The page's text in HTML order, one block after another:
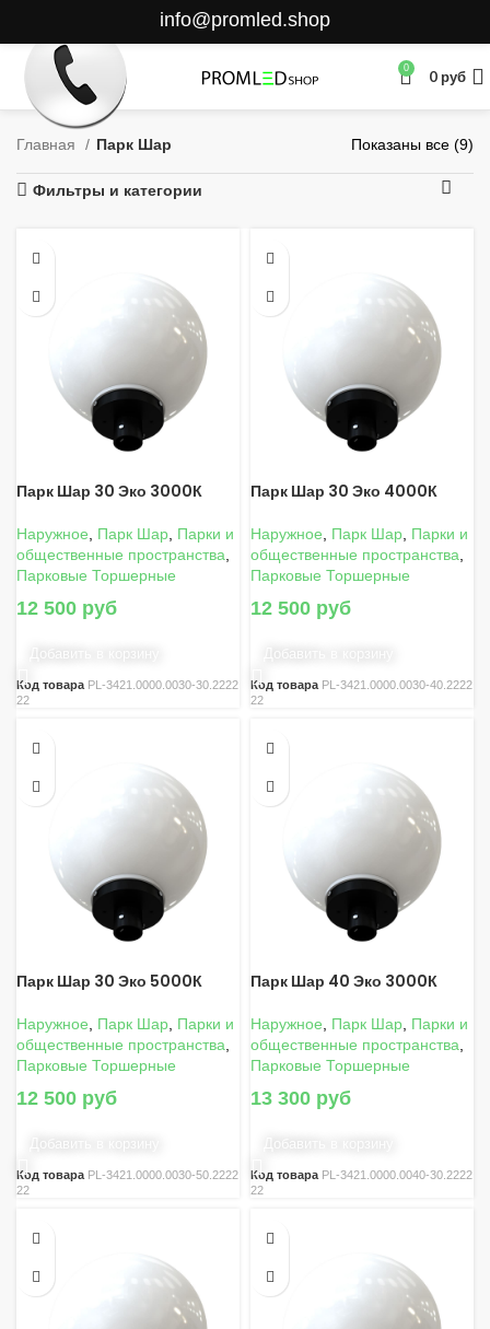
info@promled.shop
0 0руб
Главная Парк Шар Показаны все (9)
Фильтры и категории
Парк Шар 30 Эко 3000К
Наружное Парк Шар Парки и
общественные пространства
Парковые Торшерные
12 500 руб
Код товара PL-3421.0000.0030-30.2222
22
Парк Шар 30 Эко 4000К
Наружное Парк Шар Парки и
общественные пространства
Парковые Торшерные
12 500 руб
Код товара PL-3421.0000.0030-40.2222
22
Парк Шар 30 Эко 5000К
Наружное Парк Шар Парки и
общественные пространства
Парковые Торшерные
12 500 руб
Код товара PL-3421.0000.0030-50.2222
22
Парк Шар 40 Эко 3000К
Наружное Парк Шар Парки и
общественные пространства
Парковые Торшерные
13 300 руб
Код товара PL-3421.0000.0040-30.2222
22